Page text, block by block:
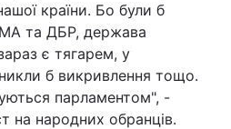
країни. Бо були б
та ДБР, держава
є тягарем, у
б викривлення тощо.
парламентом", -
на народних обранців.